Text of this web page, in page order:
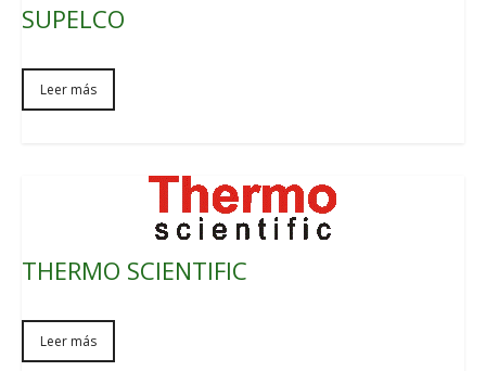
SUPELCO
Leer más
THERMO SCIENTIFIC
Leer más